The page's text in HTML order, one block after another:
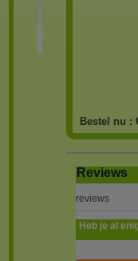
Bestel nu :
Reviews
reviews
Heb je al